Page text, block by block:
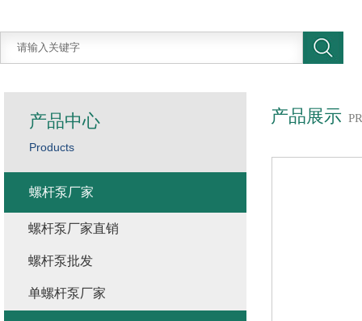
产品展示
产品中心
Products
螺杆泵厂家
螺杆泵厂家直销
螺杆泵批发
单螺杆泵厂家